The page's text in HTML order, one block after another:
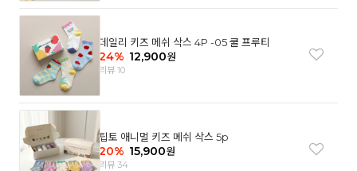
데일리 키즈 메쉬 삭스 4P -05 쿨 프루티
24% 12,900원
리뷰 10
팁토 애니멀 키즈 메쉬 삭스 5p
20% 15,900원
리뷰 34